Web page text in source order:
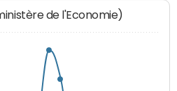
de l'Economie)